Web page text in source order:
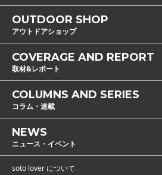
OUTDOOR SHOP
アウトドアショップ
COVERAGE AND REPORT
取材&レポート
COLUMNS AND SERIES
コラム・連載
NEWS
ニュース・イベント
soto lover について